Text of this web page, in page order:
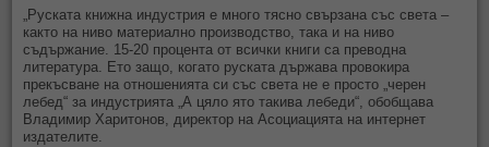
„Руската книжна индустрия е много тясно свързана със света –
както на ниво материално производство, така и на ниво
съдържание. 15-20 процента от всички книги са преводна
литература. Ето защо, когато руската държава провокира
прекъсване на отношенията си със света не е просто „черен
лебед“ за индустрията „А цяло ято такива лебеди“, обобщава
Владимир Харитонов, директор на Асоциацията на интернет
издателите.